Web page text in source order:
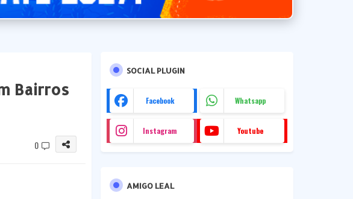
Bairros
0
SOCIAL PLUGIN
Facebook Whatsapp
Instagram Youtube
AMIGO LEAL